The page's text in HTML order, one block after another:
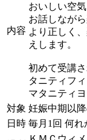
内容
おいしい空
お話しなが
より正しく
えします。
初めて受講
タニティフ
マタニティ
対象 妊娠中期以
日時 毎月1回 何